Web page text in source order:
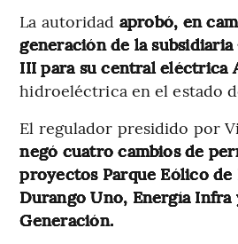
La autoridad aprobó, en
generación de la
III para su central eléctrica
hidroeléctrica en el estado
El regulador presidido por
negó cuatro cambios de
proyectos Parque Eólico de
Durango Uno, Energía Infra
Generación.